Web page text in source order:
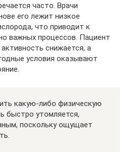
часто. Врачи
его лежит низкое
что приводит к
важных процессов. Пациент
снижается, а
условия оказывают
какую-либо физическую
быстро утомляется,
поскольку ощущает